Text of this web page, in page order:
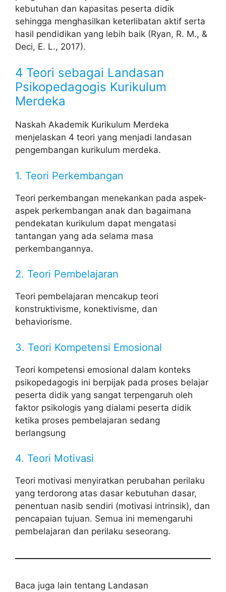
kebutuhan dan kapasitas peserta didik
sehingga menghasilkan keterlibatan aktif serta
hasil pendidikan yang lebih baik (Ryan, R. M., &
Deci, E. L., 2017).
4 Teori sebagai Landasan
Psikopedagogis Kurikulum
Merdeka
Naskah Akademik Kurikulum Merdeka
menjelaskan 4 teori yang menjadi landasan
pengembangan kurikulum merdeka.
1. Teori Perkembangan
Teori perkembangan menekankan pada aspek-
aspek perkembangan anak dan bagaimana
pendekatan kurikulum dapat mengatasi
tantangan yang ada selama masa
perkembangannya.
2. Teori Pembelajaran
Teori pembelajaran mencakup teori
konstruktivisme, konektivisme, dan
behaviorisme.
3. Teori Kompetensi Emosional
Teori kompetensi emosional dalam konteks
psikopedagogis ini berpijak pada proses belajar
peserta didik yang sangat terpengaruh oleh
faktor psikologis yang dialami peserta didik
ketika proses pembelajaran sedang
berlangsung
4. Teori Motivasi
Teori motivasi menyiratkan perubahan perilaku
yang terdorong atas dasar kebutuhan dasar,
penentuan nasib sendiri (motivasi intrinsik), dan
pencapaian tujuan. Semua ini memengaruhi
pembelajaran dan perilaku seseorang.
Baca juga lain tentang Landasan